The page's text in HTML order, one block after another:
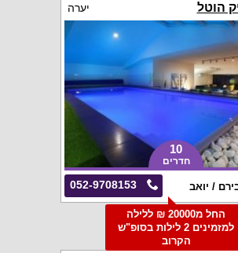
הוטל יערה
10
חדרים
052-9708153 / יואב
החל מ20000 ₪ ללילה
למזמינים 2 לילות בסופ"ש
הקרוב